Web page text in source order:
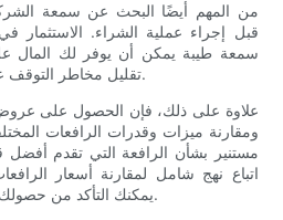
من المهم أيضًا البحث عن سمعة
قبل إجراء عملية الشراء. الاستثمار
سمعة طيبة يمكن أن يوفر لك المال
تقليل مخاطر التوقف عن العمل والإصلاحات المكلفة.
علاوة على ذلك، فإن الحصول على
ومقارنة ميزات وقدرات الرافعات
مستنير بشأن الرافعة التي تقدم
اتباع نهج شامل لمقارنة أسعار
يمكنك التأكد من حصولك على أفضل صفقة لاستثمارك.